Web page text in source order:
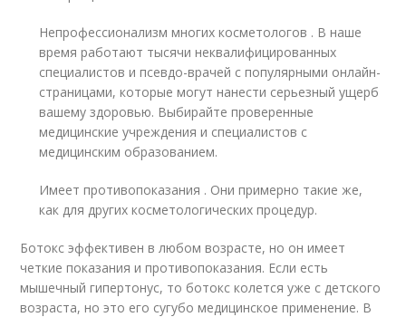
Непрофессионализм многих косметологов . В наше
время работают тысячи неквалифицированных
специалистов и псевдо-врачей с популярными онлайн-
страницами, которые могут нанести серьезный ущерб
вашему здоровью. Выбирайте проверенные
медицинские учреждения и специалистов с
медицинским образованием.
Имеет противопоказания . Они примерно такие же,
как для других косметологических процедур.
Ботокс эффективен в любом возрасте, но он имеет
четкие показания и противопоказания. Если есть
мышечный гипертонус, то ботокс колется уже с детского
возраста, но это его сугубо медицинское применение. В